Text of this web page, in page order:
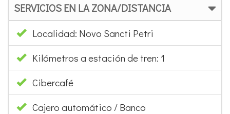
SERVICIOS EN LA ZONA/DISTANCIA
Localidad: Novo Sancti Petri
Kilómetros a estación de tren: 1
Cibercafé
Cajero automático / Banco